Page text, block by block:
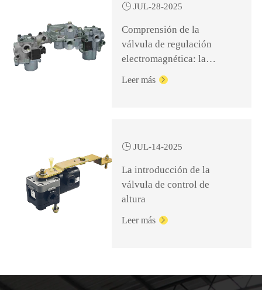
 JUL-28-2025
Comprensión de la
válvula de regulación
electromagnética: la
clave para un frenado
seguro y eficiente
Leer más 
 JUL-14-2025
La introducción de la
válvula de control de
altura
Leer más 